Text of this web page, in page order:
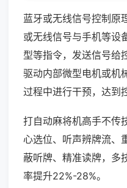
蓝牙或无线信号控制原
或无线信号与手机等设
型等指令，发送信号给
驱动内部微型电机或机
过程中进行干预，达到
打自动麻将机高手不传
心选位、听声辨牌流、
蔽听牌、精准读牌，多
率提升22%-28%。